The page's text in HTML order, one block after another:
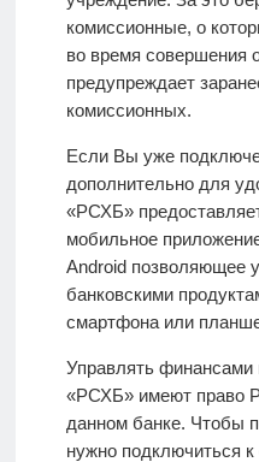
комиссионные, о
во время совершения
предупреждает
комиссионных.
Если Вы уже
дополнительно для
«РСХБ»
мобильное
Android позволяющее
банковскими
смартфона или
Управлять финансами
«РСХБ» имеют право
данном банке. Чтобы
нужно подключиться к